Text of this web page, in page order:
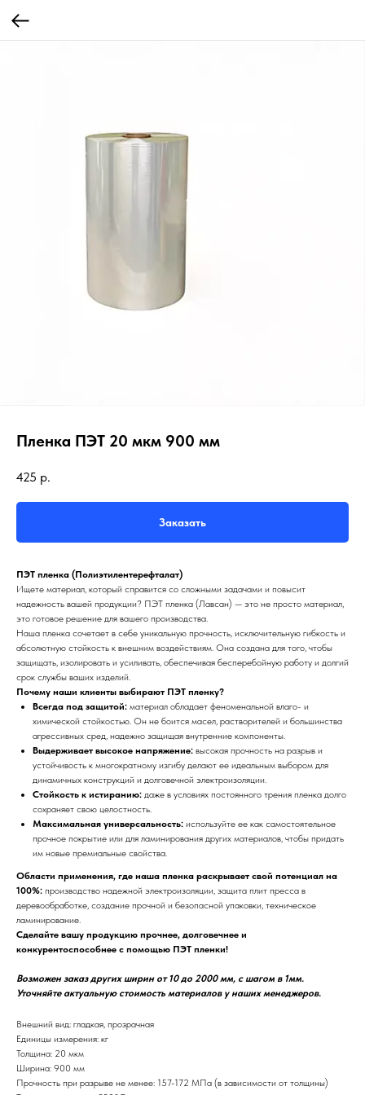
Пленка ПЭТ 20 мкм 900 мм
425 р.
Заказать
ПЭТ пленка (Полиэтилентерефталат)
Ищете материал, который справится со сложными задачами и повысит
надежность вашей продукции? ПЭТ пленка (Лавсан) — это не просто материал,
это готовое решение для вашего производства.
Наша пленка сочетает в себе уникальную прочность, исключительную гибкость и
абсолютную стойкость к внешним воздействиям. Она создана для того, чтобы
защищать, изолировать и усиливать, обеспечивая бесперебойную работу и долгий
срок службы ваших изделий.
Почему наши клиенты выбирают ПЭТ пленку?
Всегда под защитой: материал обладает феноменальной влаго- и
химической стойкостью. Он не боится масел, растворителей и большинства
агрессивных сред, надежно защищая внутренние компоненты.
Выдерживает высокое напряжение: высокая прочность на разрыв и
устойчивость к многократному изгибу делают ее идеальным выбором для
динамичных конструкций и долговечной электроизоляции.
Стойкость к истиранию: даже в условиях постоянного трения пленка долго
сохраняет свою целостность.
Максимальная универсальность: используйте ее как самостоятельное
прочное покрытие или для ламинирования других материалов, чтобы придать
им новые премиальные свойства.
Области применения, где наша пленка раскрывает свой потенциал на
100%: производство надежной электроизоляции, защита плит пресса в
деревообработке, создание прочной и безопасной упаковки, техническое
ламинирование.
Сделайте вашу продукцию прочнее, долговечнее и
конкурентоспособнее с помощью ПЭТ пленки!
Возможен заказ других ширин от 10 до 2000 мм, с шагом в 1мм.
Уточняйте актуальную стоимость материалов у наших менеджеров.
Внешний вид: гладкая, прозрачная
Единицы измерения: кг
Толщина: 20 мкм
Ширина: 900 мм
Прочность при разрыве не менее: 157-172 МПа (в зависимости от толщины)